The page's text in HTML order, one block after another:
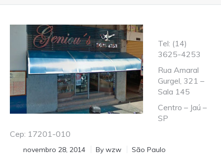
Tel: (14)
3625-4253
Rua Amaral
Gurgel, 321 –
Sala 145
Centro – Jaú –
SP
Cep: 17201-010
novembro 28, 2014 By wzw São Paulo